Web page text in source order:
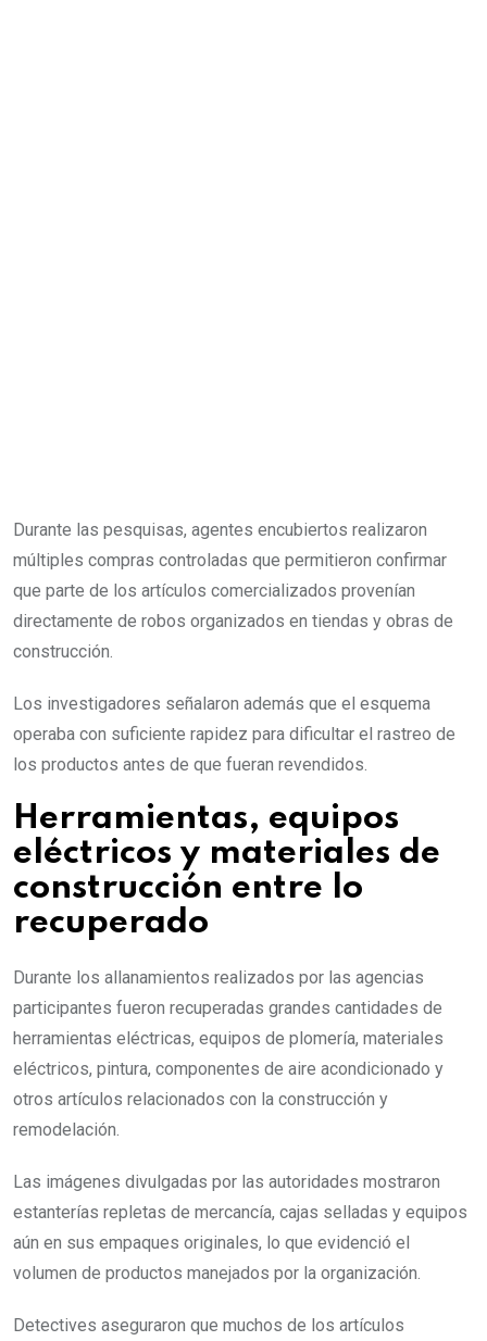
Durante las pesquisas, agentes encubiertos realizaron
múltiples compras controladas que permitieron confirmar
que parte de los artículos comercializados provenían
directamente de robos organizados en tiendas y obras de
construcción.
Los investigadores señalaron además que el esquema
operaba con suficiente rapidez para dificultar el rastreo de
los productos antes de que fueran revendidos.
Herramientas, equipos
eléctricos y materiales de
construcción entre lo
recuperado
Durante los allanamientos realizados por las agencias
participantes fueron recuperadas grandes cantidades de
herramientas eléctricas, equipos de plomería, materiales
eléctricos, pintura, componentes de aire acondicionado y
otros artículos relacionados con la construcción y
remodelación.
Las imágenes divulgadas por las autoridades mostraron
estanterías repletas de mercancía, cajas selladas y equipos
aún en sus empaques originales, lo que evidenció el
volumen de productos manejados por la organización.
Detectives aseguraron que muchos de los artículos